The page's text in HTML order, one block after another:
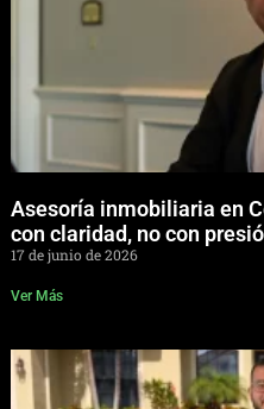
Asesoría inmobiliaria en
con claridad, no con
17 de junio de 2026
Ver Más